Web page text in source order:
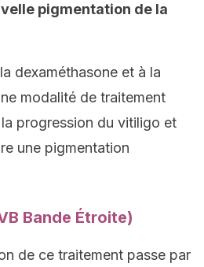
pigmentation de la
dexaméthasone et à la
modalité de traitement
progression du vitiligo et
une pigmentation
Bande Étroite)
de ce traitement passe par